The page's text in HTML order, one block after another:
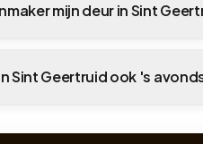
mijn deur in Sint
Sint Geertruid ook 's